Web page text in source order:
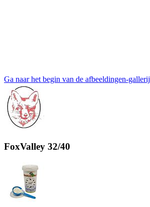
Ga naar het begin van de afbeeldingen-gallerij
FoxValley 32/40